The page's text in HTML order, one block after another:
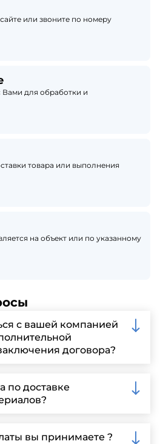
или звоните по номеру
Вами для обработки и
товара или выполнения
на объект или по указанному
с вашей компанией
договора?
почту или
сайте для более
и организации встречи.
по доставке
у нас собственный
вы принимаете ?